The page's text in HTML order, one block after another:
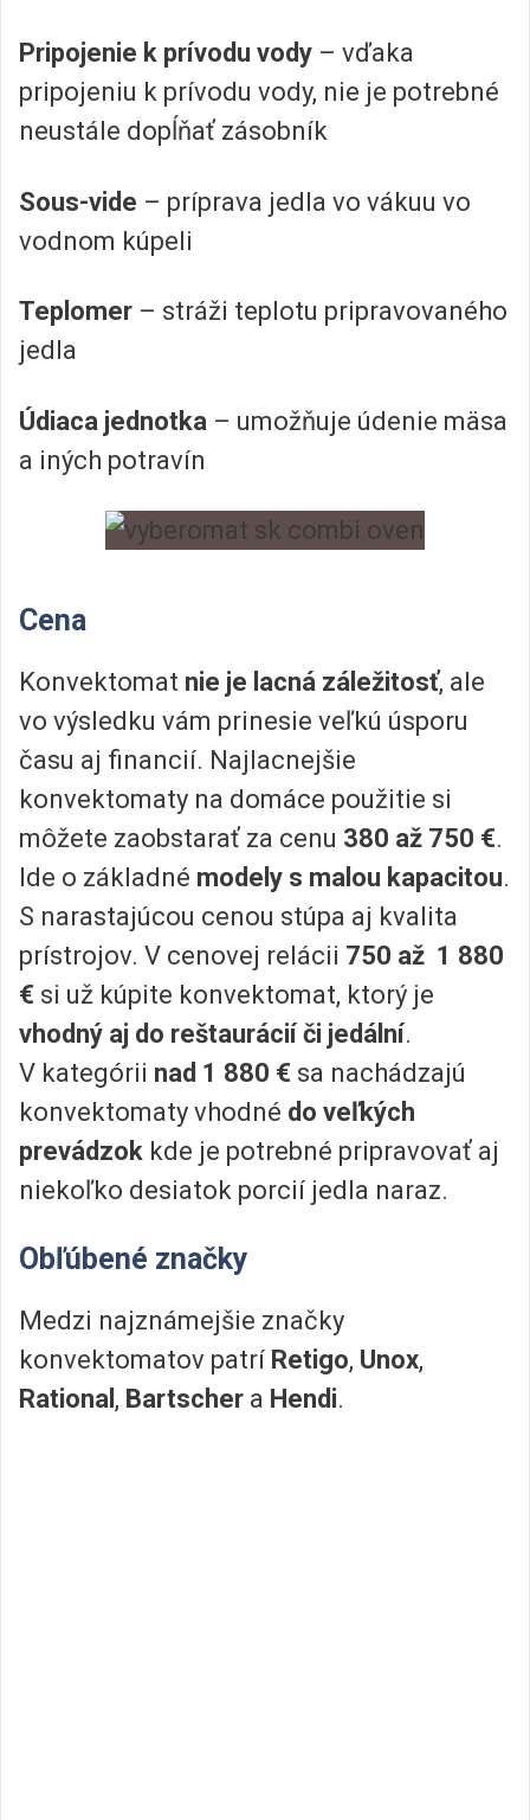
Pripojenie k prívodu vody – vďaka
pripojeniu k prívodu vody, nie je potrebné
neustále dopĺňať zásobník
Sous-vide – príprava jedla vo vákuu vo
vodnom kúpeli
Teplomer – stráži teplotu pripravovaného
jedla
Údiaca jednotka – umožňuje údenie mäsa
a iných potravín
Cena
Konvektomat nie je lacná záležitosť, ale
vo výsledku vám prinesie veľkú úsporu
času aj financií. Najlacnejšie
konvektomaty na domáce použitie si
môžete zaobstarať za cenu 380 až 750 €.
Ide o základné modely s malou kapacitou.
S narastajúcou cenou stúpa aj kvalita
prístrojov. V cenovej relácii 750 až 1 880
€ si už kúpite konvektomat, ktorý je
vhodný aj do reštaurácií či jedální.
V kategórii nad 1 880 € sa nachádzajú
konvektomaty vhodné do veľkých
prevádzok kde je potrebné pripravovať aj
niekoľko desiatok porcií jedla naraz.
Obľúbené značky
Medzi najznámejšie značky
konvektomatov patrí Retigo, Unox,
Rational , Bartscher a Hendi.